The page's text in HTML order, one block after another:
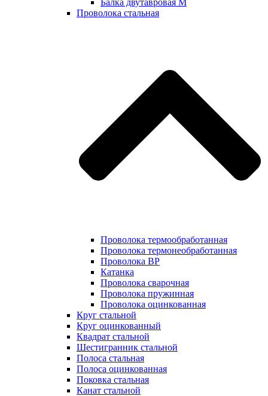
Балка двутавровая М
Проволока стальная
Проволока термообработанная
Проволока термонеобработанная
Проволока ВР
Катанка
Проволока сварочная
Проволока пружинная
Проволока оцинкованная
Круг стальной
Круг оцинкованный
Квадрат стальной
Шестигранник стальной
Полоса стальная
Полоса оцинкованная
Поковка стальная
Канат стальной